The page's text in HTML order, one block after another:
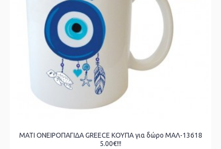
ΜΑΤΙ ΟΝΕΙΡΟΠΑΓΙΔΑ GREECE ΚΟΥΠΑ για δώρο ΜΑΛ-13618
5.00€!!!